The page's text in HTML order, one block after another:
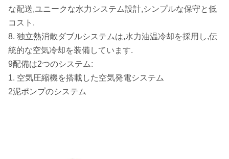
な配送,ユニークな水力システム設計,シンプルな保守と低
コスト.
8. 独立熱消散ダブルシステムは,水力油温冷却を採用し,伝
統的な空気冷却を装備しています.
9配備は2つのシステム:
1. 空気圧縮機を搭載した空気発電システム
2泥ポンプのシステム